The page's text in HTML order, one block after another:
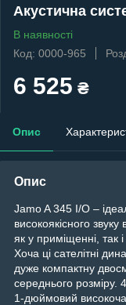
Акустична
В наявності
Код: 0000-965
6 525 ₴
Опис
Опис
Jamo A 345 I/O –
високоякісного
як у приміщенні, так і
Хоча ці сателітні
дуже компактну
середнього розміру.
1-дюймовий